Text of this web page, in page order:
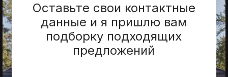
Оставьте свои контактные
данные и я пришлю вам
подборку подходящих
предложений